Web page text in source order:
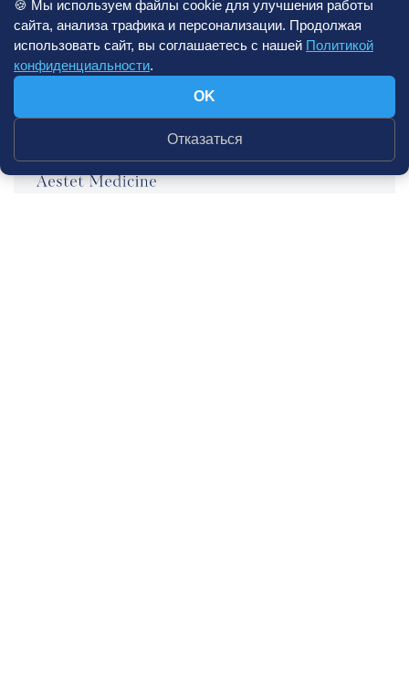
🍪 Мы используем файлы cookie для улучшения работы
сайта, анализа трафика и персонализации. Продолжая
использовать сайт, вы соглашаетесь с нашей Политикой
конфиденциальности.
OK
Отказаться